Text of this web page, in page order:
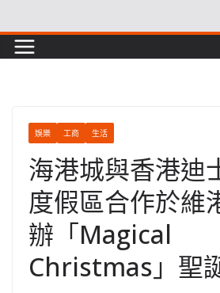
to
content
娛樂 工商 生活
海港城與香港迪
度假區合作於維
辦「Magical
Christmas」聖